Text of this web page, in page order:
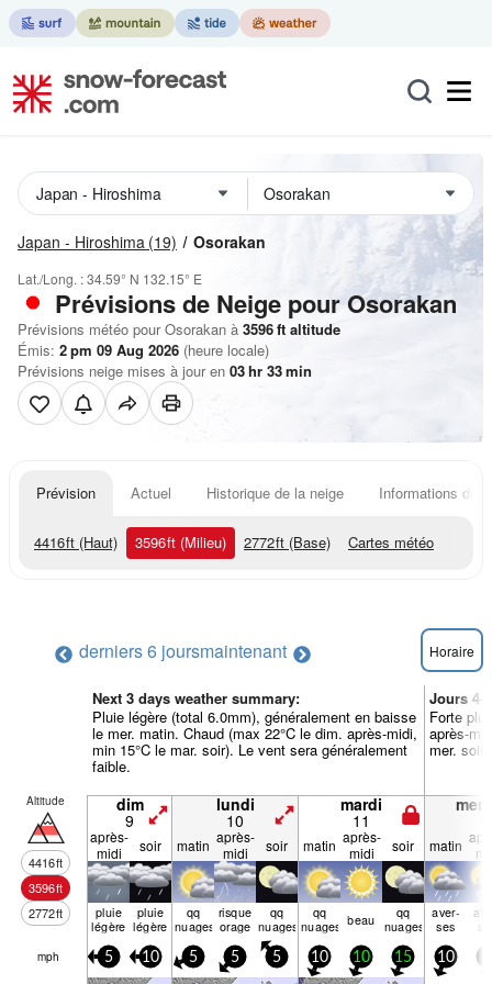
Japan - Hiroshima (19) Osorakan
Lat./Long. :34.59° N 132.15° E
Prévisions de Neige pour Osorakan
Prévisions météo pour Osorakan à 3596ft altitude
Émis: 2 pm 09 Aug 2026 (heure locale)
Prévisions neige mises à jour en 03hr 33min
Prévision Actuel Historique de la neige Informations du
4416ft (Haut) 3596ft (Milieu) 2772ft (Base) Cartes météo
derniers 6 joursmaintenant Horaire
Next 3 days weather summary:
Pluie légère (total 6.0mm), généralement en baisse
le mer. matin. Chaud (max 22°C le dim. après-midi,
min 15°C le mar. soir). Le vent sera généralement
faible.
Jours 4-
Forte
après-
mer.
Altitude
4416ft
3596ft
2772ft
dim
9
lundi
10
mardi
11
après-
midi
soir matin après-
midi
soir matin après-
midi
soir matin
pluie
légère
pluie
légère
qq
nuages
risque
orage
qq
nuages
qq
nuages beau qq
nuages
aver­
ses
mph 5 10 5 5 5 10 10 15 10